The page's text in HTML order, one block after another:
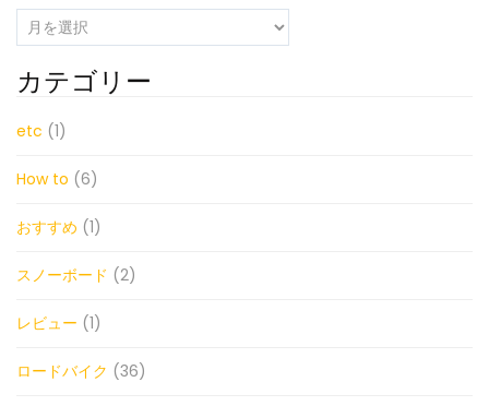
ー
カ
イ
カテゴリー
etc (1)
How to (6)
おすすめ (1)
スノーボード (2)
レビュー (1)
ロードバイク (36)